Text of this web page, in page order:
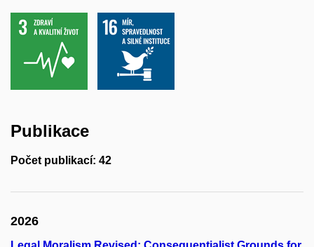
Publikace
Počet publikací: 42
2026